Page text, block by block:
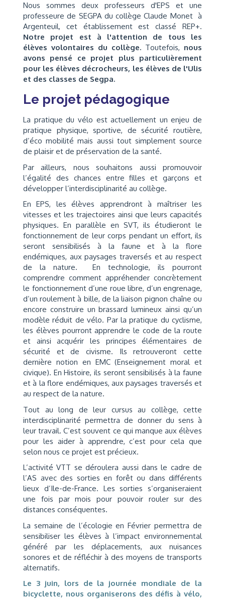
Nous sommes deux professeurs d'EPS et une
professeure de SEGPA du collège Claude Monet à
Argenteuil, cet établissement est classé REP+.
Notre projet est à l'attention de tous les
élèves volontaires du collège. Toutefois, nous
avons pensé ce projet plus particulièrement
pour les élèves décrocheurs, les élèves de l'Ulis
et des classes de Segpa.
Le projet pédagogique
La pratique du vélo est actuellement un enjeu de
pratique physique, sportive, de sécurité routière,
d’éco mobilité mais aussi tout simplement source
de plaisir et de préservation de la santé.
Par ailleurs, nous souhaitons aussi promouvoir
l’égalité des chances entre filles et garçons et
développer l’interdisciplinarité au collège.
En EPS, les élèves apprendront à maîtriser les
vitesses et les trajectoires ainsi que leurs capacités
physiques. En parallèle en SVT, ils étudieront le
fonctionnement de leur corps pendant un effort, ils
seront sensibilisés à la faune et à la flore
endémiques, aux paysages traversés et au respect
de la nature. En technologie, ils pourront
comprendre comment appréhender concrètement
le fonctionnement d’une roue libre, d’un engrenage,
d’un roulement à bille, de la liaison pignon chaîne ou
encore construire un brassard lumineux ainsi qu’un
modèle réduit de vélo. Par la pratique du cyclisme,
les élèves pourront apprendre le code de la route
et ainsi acquérir les principes élémentaires de
sécurité et de civisme. Ils retrouveront cette
dernière notion en EMC (Enseignement moral et
civique). En Histoire, ils seront sensibilisés à la faune
et à la flore endémiques, aux paysages traversés et
au respect de la nature.
Tout au long de leur cursus au collège, cette
interdisciplinarité permettra de donner du sens à
leur travail. C’est souvent ce qui manque aux élèves
pour les aider à apprendre, c’est pour cela que
selon nous ce projet est précieux.
L’activité VTT se déroulera aussi dans le cadre de
l’AS avec des sorties en forêt ou dans différents
lieux d’Ile-de-France. Les sorties s’organiseraient
une fois par mois pour pouvoir rouler sur des
distances conséquentes.
La semaine de l’écologie en Février permettra de
sensibiliser les élèves à l’impact environnemental
généré par les déplacements, aux nuisances
sonores et de réfléchir à des moyens de transports
alternatifs.
Le 3 juin, lors de la journée mondiale de la
bicyclette, nous organiserons des défis à vélo,